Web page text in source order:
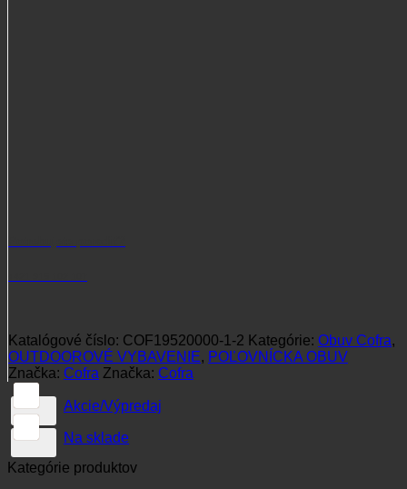
Katalógové číslo: COF19520000-1-2 Kategórie: Obuv Cofra,
OUTDOOROVÉ VYBAVENIE, POĽOVNÍCKA OBUV
Značka: Cofra Značka: Cofra
Akcie/Výpredaj
Na sklade
Kategórie produktov